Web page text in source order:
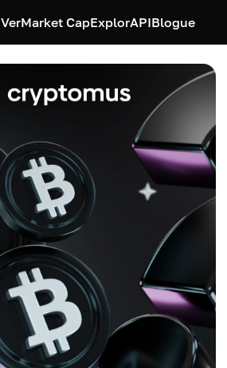
VerMarket CapExplorAPIBlogue